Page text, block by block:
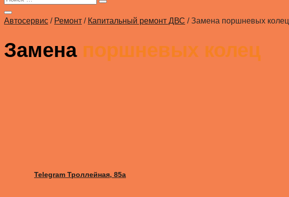
Автосервис / Ремонт / Капитальный ремонт ДВС / Замена поршневых колец
Замена поршневых колец
Telegram Троллейная, 85а